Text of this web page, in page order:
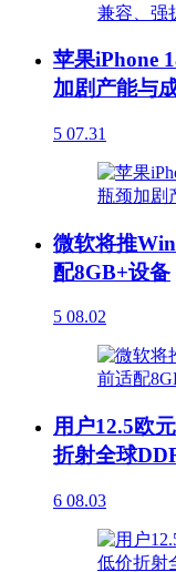
苹果iPhone
加剧产能与
5 07.31
微软将推
配8GB+设备
5 08.02
用户12.5欧
折射全球
6 08.03